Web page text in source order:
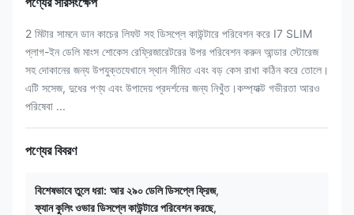
2 মিটার সামনে ডান কাচের লিফট সহ ডিসপ্লে কাউন্টারে পরিবেশন করে I7 SLIM
প্লাগ-ইন ডেলি মাংস শোকেস রেফ্রিজারেটরের উপর পরিবেশন করুন আন্ডার স্টোরেজ
সহ দোকানের জন্য উপযুক্তযেখানে স্থান সীমিত এবং বড় কেস রাখা কঠিন করে তোলে।
এটি সসেজ, দুধের পণ্য এবং উপাদেয় প্রদর্শনের জন্য নিখুঁত।কম্প্যাক্ট গভীরতা আরও
পরিষেবা ...
পণ্যের বিবরণ
বিশেষভাবে তুলে ধরা: আর ২৯০ ডেলি ডিসপ্লে ফ্রিজ,
ফ্যান কুলিং ওভার ডিসপ্লে কাউন্টারে পরিবেশন করছে,